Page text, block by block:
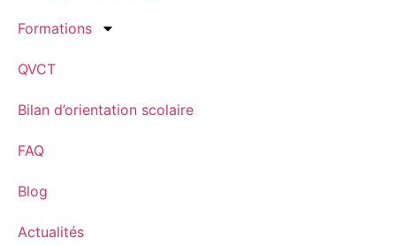
Formations
QVCT
Bilan d’orientation scolaire
FAQ
Blog
Actualités